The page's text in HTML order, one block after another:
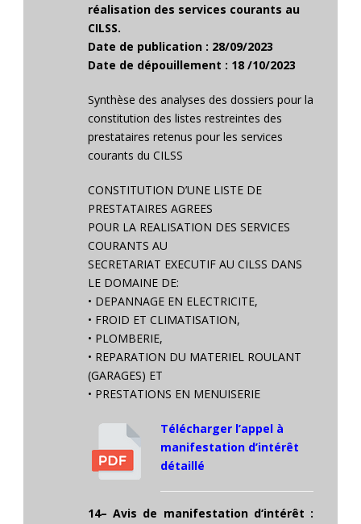
réalisation des services courants au
CILSS.
Date de publication : 28/09/2023
Date de dépouillement : 18 /10/2023
Synthèse des analyses des dossiers pour la
constitution des listes restreintes des
prestataires retenus pour les services
courants du CILSS
CONSTITUTION D’UNE LISTE DE
PRESTATAIRES AGREES
POUR LA REALISATION DES SERVICES
COURANTS AU
SECRETARIAT EXECUTIF AU CILSS DANS
LE DOMAINE DE:
• DEPANNAGE EN ELECTRICITE,
• FROID ET CLIMATISATION,
• PLOMBERIE,
• REPARATION DU MATERIEL ROULANT
(GARAGES) ET
• PRESTATIONS EN MENUISERIE
Télécharger l’appel à
manifestation d’intérêt
détaillé
14– Avis de manifestation d‘intérêt :